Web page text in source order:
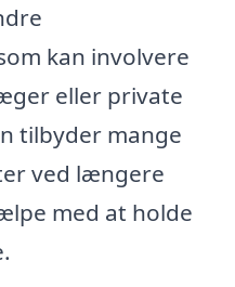
kan involvere
eller private
tilbyder mange
ved længere
med at holde